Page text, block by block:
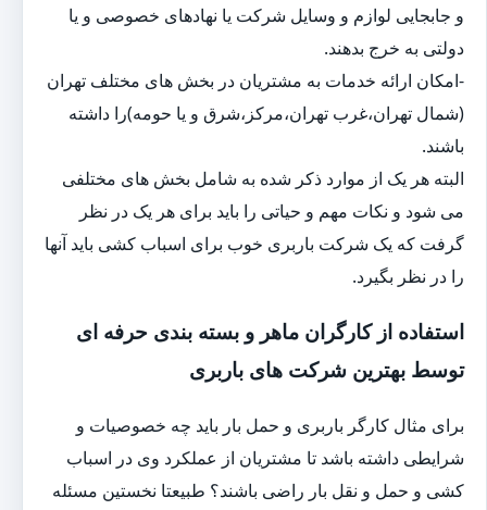
و جابجایی لوازم و وسایل شرکت یا نهادهای خصوصی و یا
دولتی به خرج بدهند.
-امکان ارائه خدمات به مشتریان در بخش های مختلف تهران
(شمال تهران،غرب تهران،مرکز،شرق و یا حومه)را داشته
باشند.
البته هر یک از موارد ذکر شده به شامل بخش های مختلفی
می شود و نکات مهم و حیاتی را باید برای هر یک در نظر
گرفت که یک شرکت باربری خوب برای اسباب کشی باید آنها
را در نظر بگیرد.
استفاده از کارگران ماهر و بسته بندی حرفه ای
توسط بهترین شرکت های باربری
برای مثال کارگر باربری و حمل بار باید چه خصوصیات و
شرایطی داشته باشد تا مشتریان از عملکرد وی در اسباب
کشی و حمل و نقل بار راضی باشند؟ طبیعتا نخستین مسئله